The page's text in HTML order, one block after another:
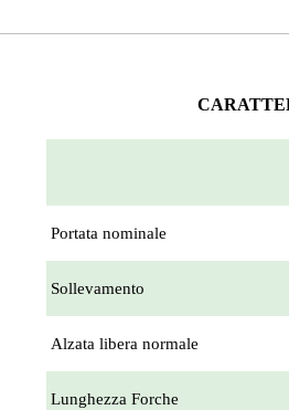
Portata nominale
Sollevamento
Alzata libera normale
Lunghezza Forche